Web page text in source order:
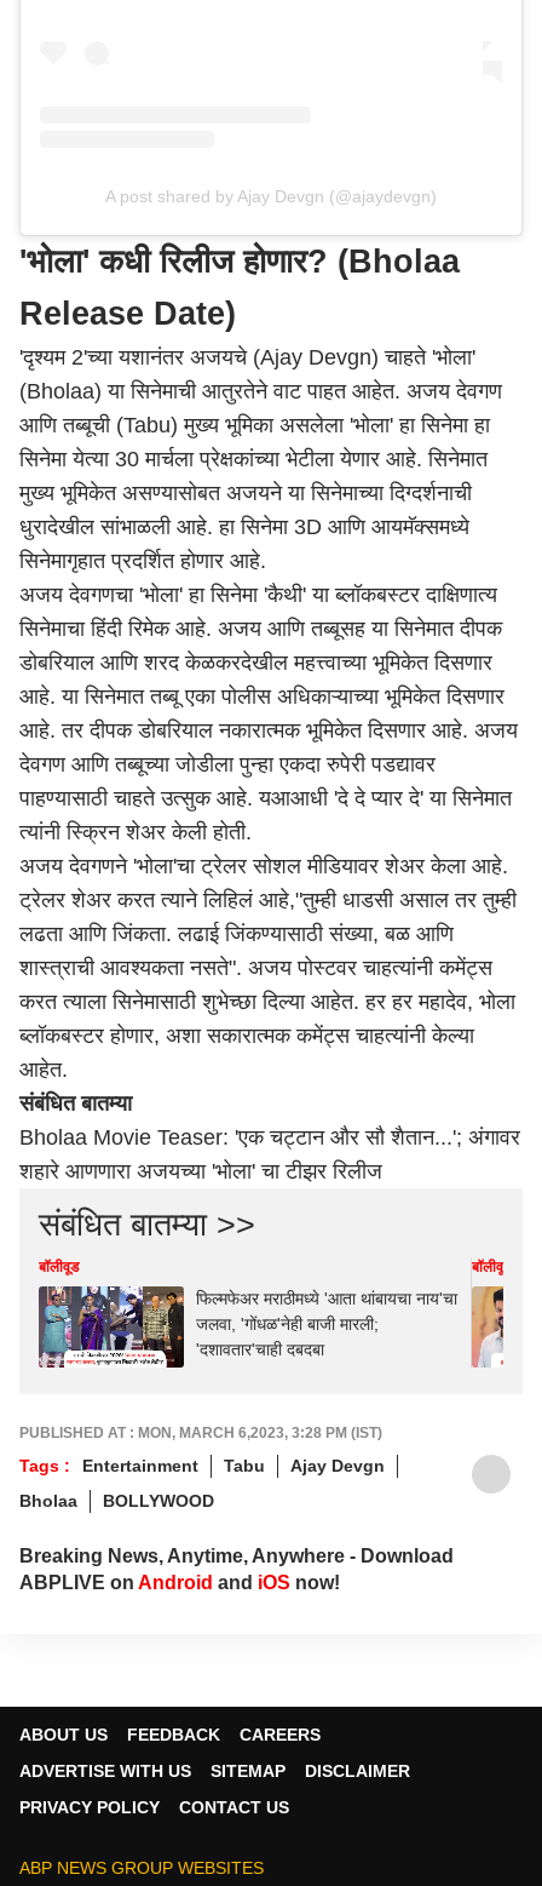
A post shared by Ajay Devgn (@ajaydevgn)
'भोला' कधी रिलीज होणार? (Bholaa
Release Date)
'दृश्यम 2'च्या यशानंतर अजयचे (Ajay Devgn) चाहते 'भोला'
(Bholaa) या सिनेमाची आतुरतेने वाट पाहत आहेत. अजय देवगण
आणि तब्बूची (Tabu) मुख्य भूमिका असलेला 'भोला' हा सिनेमा हा
सिनेमा येत्या 30 मार्चला प्रेक्षकांच्या भेटीला येणार आहे. सिनेमात
मुख्य भूमिकेत असण्यासोबत अजयने या सिनेमाच्या दिग्दर्शनाची
धुरादेखील सांभाळली आहे. हा सिनेमा 3D आणि आयमॅक्समध्ये
सिनेमागृहात प्रदर्शित होणार आहे.
अजय देवगणचा 'भोला' हा सिनेमा 'कैथी' या ब्लॉकबस्टर दाक्षिणात्य
सिनेमाचा हिंदी रिमेक आहे. अजय आणि तब्बूसह या सिनेमात दीपक
डोबरियाल आणि शरद केळकरदेखील महत्त्वाच्या भूमिकेत दिसणार
आहे. या सिनेमात तब्बू एका पोलीस अधिकाऱ्याच्या भूमिकेत दिसणार
आहे. तर दीपक डोबरियाल नकारात्मक भूमिकेत दिसणार आहे. अजय
देवगण आणि तब्बूच्या जोडीला पुन्हा एकदा रुपेरी पडद्यावर
पाहण्यासाठी चाहते उत्सुक आहे. यआआधी 'दे दे प्यार दे' या सिनेमात
त्यांनी स्क्रिन शेअर केली होती.
अजय देवगणने 'भोला'चा ट्रेलर सोशल मीडियावर शेअर केला आहे.
ट्रेलर शेअर करत त्याने लिहिलं आहे,"तुम्ही धाडसी असाल तर तुम्ही
लढता आणि जिंकता. लढाई जिंकण्यासाठी संख्या, बळ आणि
शास्त्राची आवश्यकता नसते". अजय पोस्टवर चाहत्यांनी कमेंट्स
करत त्याला सिनेमासाठी शुभेच्छा दिल्या आहेत. हर हर महादेव, भोला
ब्लॉकबस्टर होणार, अशा सकारात्मक कमेंट्स चाहत्यांनी केल्या
आहेत.
संबंधित बातम्या
Bholaa Movie Teaser: 'एक चट्टान और सौ शैतान...'; अंगावर
शहारे आणणारा अजयच्या 'भोला' चा टीझर रिलीज
संबंधित बातम्या >>
बॉलीवूड
फिल्मफेअर मराठीमध्ये 'आता थांबायचा नाय'चा
जलवा, 'गोंधळ'नेही बाजी मारली;
'दशावतार'चाही दबदबा
बॉलीवूड
PUBLISHED AT : MON, MARCH 6,2023, 3:28 PM (IST)
Tags : Entertainment Tabu
Ajay Devgn
Bholaa
BOLLYWOOD
Breaking News, Anytime, Anywhere - Download
ABPLIVE on Android and iOS now!
ABOUT US FEEDBACK
CAREERS
ADVERTISE WITH US
SITEMAP
DISCLAIMER
PRIVACY POLICY
CONTACT US
ABP NEWS GROUP WEBSITES